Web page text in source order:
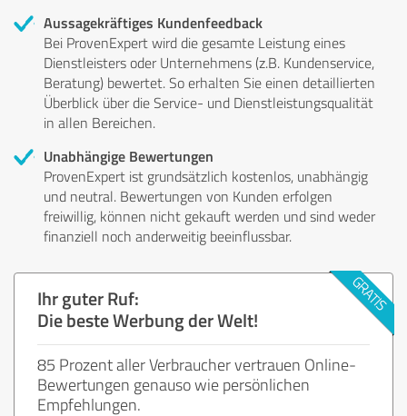
Aussagekräftiges Kundenfeedback
Bei ProvenExpert wird die gesamte Leistung eines
Dienstleisters oder Unternehmens (z.B. Kundenservice,
Beratung) bewertet. So erhalten Sie einen detaillierten
Überblick über die Service- und Dienstleistungsqualität
in allen Bereichen.
Unabhängige Bewertungen
ProvenExpert ist grundsätzlich kostenlos, unabhängig
und neutral. Bewertungen von Kunden erfolgen
freiwillig, können nicht gekauft werden und sind weder
finanziell noch anderweitig beeinflussbar.
Ihr guter Ruf:
Die beste Werbung der Welt!
85 Prozent aller Verbraucher vertrauen Online-
Bewertungen genauso wie persönlichen
Empfehlungen.